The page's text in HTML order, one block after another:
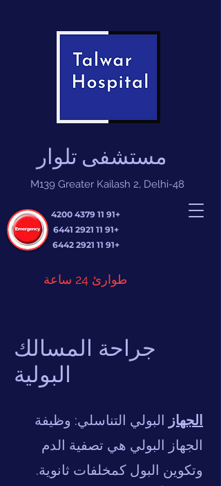
مستشفى تلوار
+91 11 4379 4200
+91 11 2921 6441
+91 11 2921 6442
طوارئ 24 ساعة
M139 Greater Kailash 2, Delhi-48
جراحة المسالك
البولية
الجهاز البولي التناسلي: وظيفة
الجهاز البولي هي تصفية الدم
وتكوين البول كمخلفات ثانوية.